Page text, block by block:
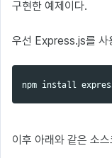
구현한 예제이다.
우선 Express.js를 사
npm install
이후 아래와 같은 소